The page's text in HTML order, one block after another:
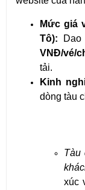
Mức giá
Tô):
VNĐ/vé/
tải.
Kinh
dòng tàu
Tàu
xúc